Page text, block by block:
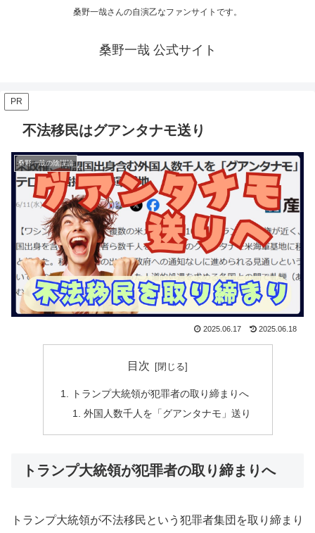
桑野一哉さんの自演乙なファンサイトです。
桑野一哉 公式サイト
PR
不法移民はグアンタナモ送り
桑野一哉の陰謀論
2025.06.17 2025.06.18
目次
トランプ大統領が犯罪者の取り締まりへ
外国人数千人を「グアンタナモ」送り
トランプ大統領が犯罪者の取り締まりへ
トランプ大統領が不法移民という犯罪者集団を取り締まり